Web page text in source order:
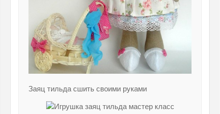
Заяц тильда сшить своими руками